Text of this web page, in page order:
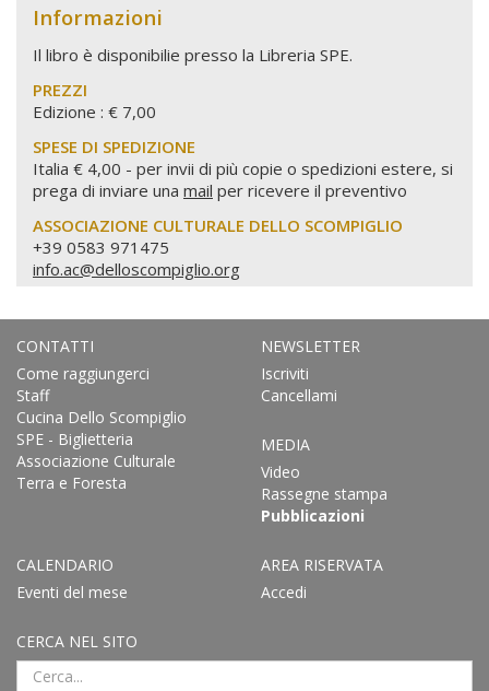
Informazioni
Il libro è disponibilie presso la Libreria SPE.
PREZZI
Edizione : € 7,00
SPESE DI SPEDIZIONE
Italia € 4,00 - per invii di più copie o spedizioni estere, si
prega di inviare una mail per ricevere il preventivo
ASSOCIAZIONE CULTURALE DELLO SCOMPIGLIO
+39 0583 971475
info.ac@delloscompiglio.org
CONTATTI
Come raggiungerci
Staff
Cucina Dello Scompiglio
SPE - Biglietteria
Associazione Culturale
Terra e Foresta
NEWSLETTER
Iscriviti
Cancellami
MEDIA
Video
Rassegne stampa
Pubblicazioni
CALENDARIO
Eventi del mese
AREA RISERVATA
Accedi
CERCA NEL SITO